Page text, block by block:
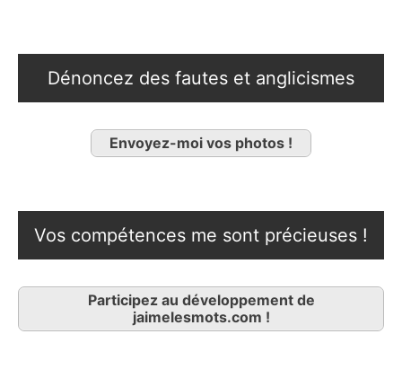
Dénoncez des fautes et anglicismes
Envoyez-moi vos photos !
Vos compétences me sont précieuses !
Participez au développement de
jaimelesmots.com !